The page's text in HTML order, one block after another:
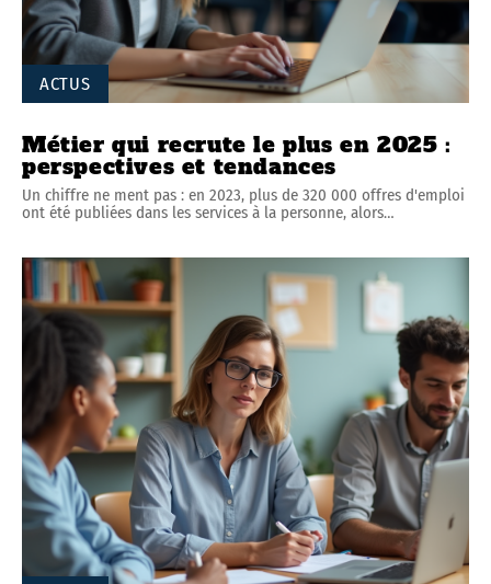
ACTUS
Métier qui recrute le plus en 2025 :
perspectives et tendances
Un chiffre ne ment pas : en 2023, plus de 320 000 offres d'emploi
ont été publiées dans les services à la personne, alors…